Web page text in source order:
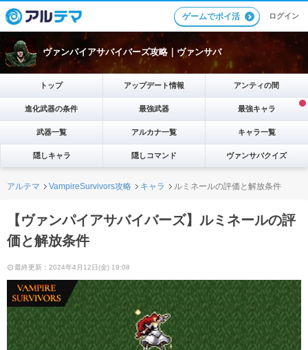
ゲームでポイ活 ログイン
ヴァンパイアサバイバーズ攻略｜ヴァンサバ
トップ アップデート情報 アンティの間
進化武器の条件 最強武器 最強キャラ
武器一覧 アルカナ一覧 キャラ一覧
隠しキャラ 隠しコマンド ヴァンサバクイズ
アルテマ VampireSurvivors攻略 キャラ ルミネールの評価と解放条件
【ヴァンパイアサバイバーズ】ルミネールの評
価と解放条件
最終更新：2024年4月12日(金) 19:08